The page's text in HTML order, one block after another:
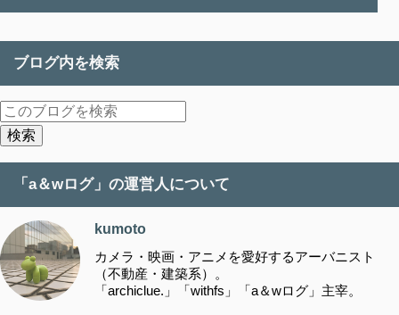
ブログ内を検索
「a＆wログ」の運営人について
kumoto
カメラ・映画・アニメを愛好するアーバニスト
（不動産・建築系）。
「archiclue.」「withfs」「a＆wログ」主宰。